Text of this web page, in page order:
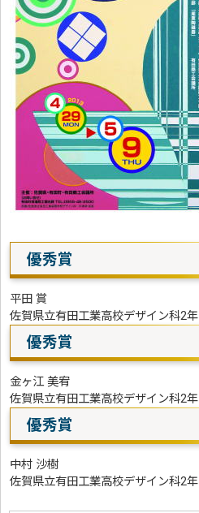
優秀賞
平田 賞
佐賀県立有田工業高校デザイン科2年
優秀賞
金ヶ江 美宥
佐賀県立有田工業高校デザイン科2年
優秀賞
中村 沙樹
佐賀県立有田工業高校デザイン科2年